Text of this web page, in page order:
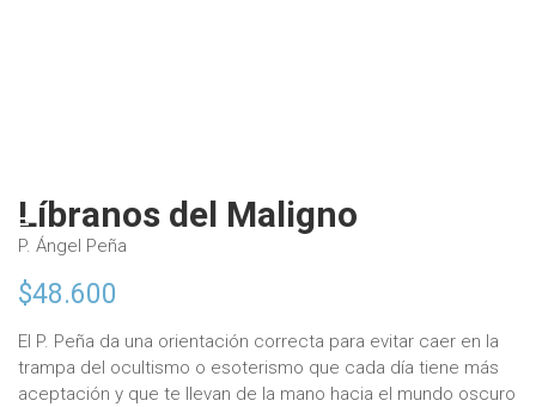
Líbranos del Maligno
P. Ángel Peña
$48.600
El P. Peña da una orientación correcta para evitar caer en la
trampa del ocultismo o esoterismo que cada día tiene más
aceptación y que te llevan de la mano hacia el mundo oscuro